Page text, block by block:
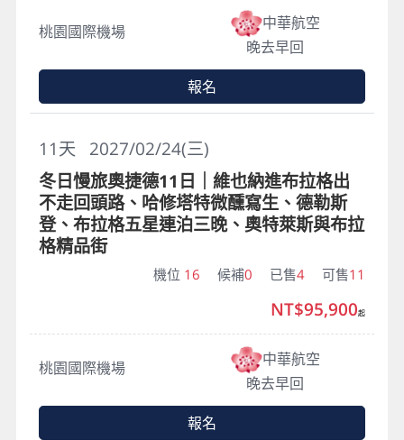
桃園國際機場
中華航空
晚去早回
報名
2027/02/24(三)
11天
冬日慢旅奧捷德11日｜維也納進布拉格出
不走回頭路、哈修塔特微醺寫生、德勒斯
登、布拉格五星連泊三晚、奧特萊斯與布拉
格精品街
機位 16 候補0 已售4 可售11
桃園國際機場
中華航空
晚去早回
NT$95,900起
報名